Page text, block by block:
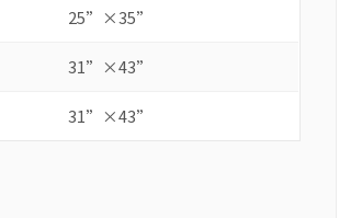
25”×35”
31”×43”
31”×43”